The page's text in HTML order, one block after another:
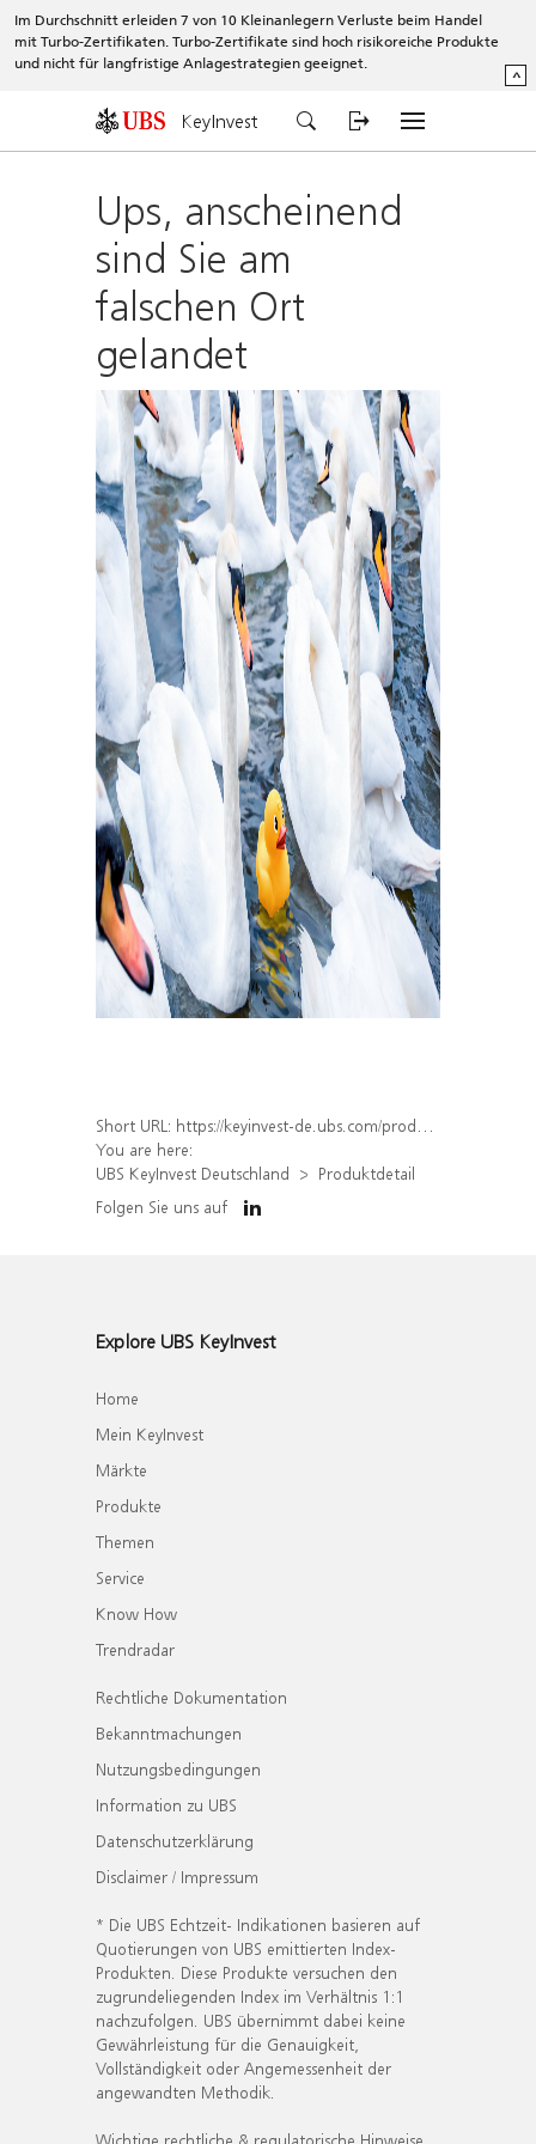
Im Durchschnitt erleiden 7 von 10 Kleinanlegern Verluste beim Handel
mit Turbo-Zertifikaten. Turbo-Zertifikate sind hoch risikoreiche Produkte
und nicht für langfristige Anlagestrategien geeignet.
^
KeyInvest
Ups, anscheinend
sind Sie am
falschen Ort
gelandet
Short URL: https://keyinvest-de.ubs.com/produkt/detail/index/isin/DE000WA4XR98
You are here:
UBS KeyInvest Deutschland
Produktdetail
Folgen Sie uns auf
Explore UBS KeyInvest
Home
Mein KeyInvest
Märkte
Produkte
Themen
Service
Know How
Trendradar
Rechtliche Dokumentation
Bekanntmachungen
Nutzungsbedingungen
Information zu UBS
Datenschutzerklärung
Disclaimer / Impressum
* Die UBS Echtzeit- Indikationen basieren auf
Quotierungen von UBS emittierten Index-
Produkten. Diese Produkte versuchen den
zugrundeliegenden Index im Verhältnis 1:1
nachzufolgen. UBS übernimmt dabei keine
Gewährleistung für die Genauigkeit,
Vollständigkeit oder Angemessenheit der
angewandten Methodik.